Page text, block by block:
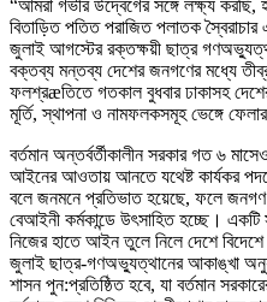
“আমরা গভীর উদ্বেগের সঙ্গে লক্ষ্য করছি,
বিতাড়িত পতিত পরাজিত পলাতক
জুলাই আগস্টের রক্তক্ষয়ী ছাত্র
বক্তব্য মন্তব্য দেশের জনগণের মধ্যে
ফলশ্রæতিতে গতকাল বুধবার ঢাকাসহ
মূর্তি, স্থাপনা ও নামফলকসমূহ ভেঙ্গে
বর্তমান অন্তর্বর্তীকালীন সরকার গত ৬
আইনের আওতায় আনতে যথেষ্ট কার্যকর
বলে জনমনে প্রতিভাত হয়েছে, ফলে
বেআইনী কর্মকান্ডে উৎসাহিত হচ্ছে।
নিজের হাতে আইন তুলে নিলে দেশে
জুলাই ছাত্র-গণঅভ্যুত্থানের আকাঙ্খা
শাসন পুন:প্রতিষ্ঠিত হবে, যা বর্তমান